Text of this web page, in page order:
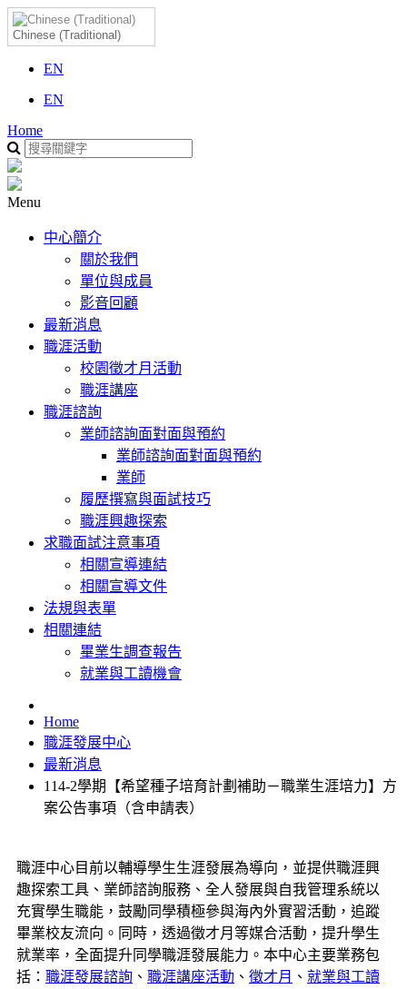
Chinese (Traditional)
EN
EN
Home
Menu
中心簡介
關於我們
單位與成員
影音回顧
最新消息
職涯活動
校園徵才月活動
職涯講座
職涯諮詢
業師諮詢面對面與預約
業師諮詢面對面與預約
業師
履歷撰寫與面試技巧
職涯興趣探索
求職面試注意事項
相關宣導連結
相關宣導文件
法規與表單
相關連結
畢業生調查報告
就業與工讀機會
Home
職涯發展中心
最新消息
114-2學期【希望種子培育計劃補助－職業生涯培力】方
案公告事項（含申請表）
職涯中心目前以輔導學生生涯發展為導向，並提供職涯興
趣探索工具、業師諮詢服務、全人發展與自我管理系統以
充實學生職能，鼓勵同學積極參與海內外實習活動，追蹤
畢業校友流向。同時，透過徵才月等媒合活動，提升學生
就業率，全面提升同學職涯發展能力。本中心主要業務包
括： 職涯發展諮詢 、 職涯講座活動 、 徵才月 、 就業與工讀